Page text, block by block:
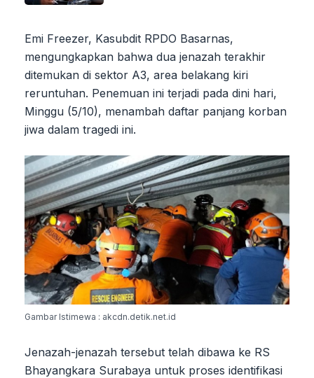
Emi Freezer, Kasubdit RPDO Basarnas,
mengungkapkan bahwa dua jenazah terakhir
ditemukan di sektor A3, area belakang kiri
reruntuhan. Penemuan ini terjadi pada dini hari,
Minggu (5/10), menambah daftar panjang korban
jiwa dalam tragedi ini.
Gambar Istimewa : akcdn.detik.net.id
Jenazah-jenazah tersebut telah dibawa ke RS
Bhayangkara Surabaya untuk proses identifikasi